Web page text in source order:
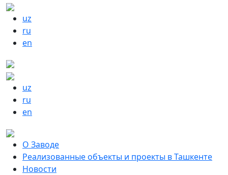
uz
ru
en
uz
ru
en
О Заводе
Реализованные объекты и проекты в Ташкенте
Новости